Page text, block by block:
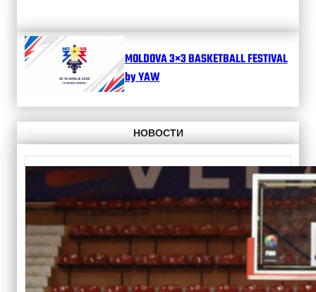
MOLDOVA 3×3 BASKETBALL FESTIVAL
by YAW
НОВОСТИ